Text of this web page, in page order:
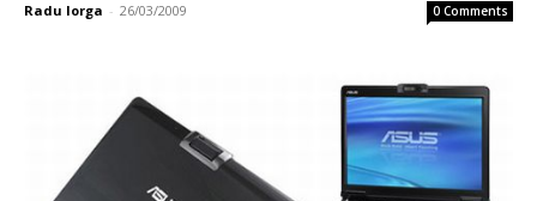
Radu Iorga - 26/03/2009 0 Comments